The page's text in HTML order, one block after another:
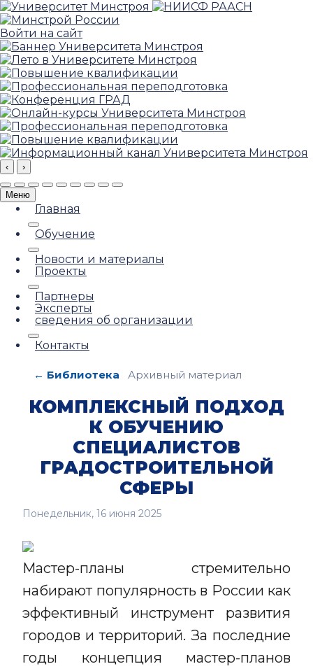
Войти на сайт
‹ ›
Меню
Главная
Обучение
Новости и материалы
Проекты
Партнеры
Эксперты
сведения об организации
Контакты
← Библиотека Архивный материал
КОМПЛЕКСНЫЙ ПОДХОД
К ОБУЧЕНИЮ
СПЕЦИАЛИСТОВ
ГРАДОСТРОИТЕЛЬНОЙ
СФЕРЫ
Понедельник, 16 июня 2025
Мастер-планы стремительно
набирают популярность в России как
эффективный инструмент развития
городов и территорий. За последние
годы концепция мастер-планов